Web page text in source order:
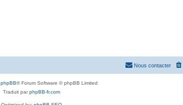
Nous contacter
phpBB® Forum Software © phpBB Limited
Traduit parphpBB-fr.com